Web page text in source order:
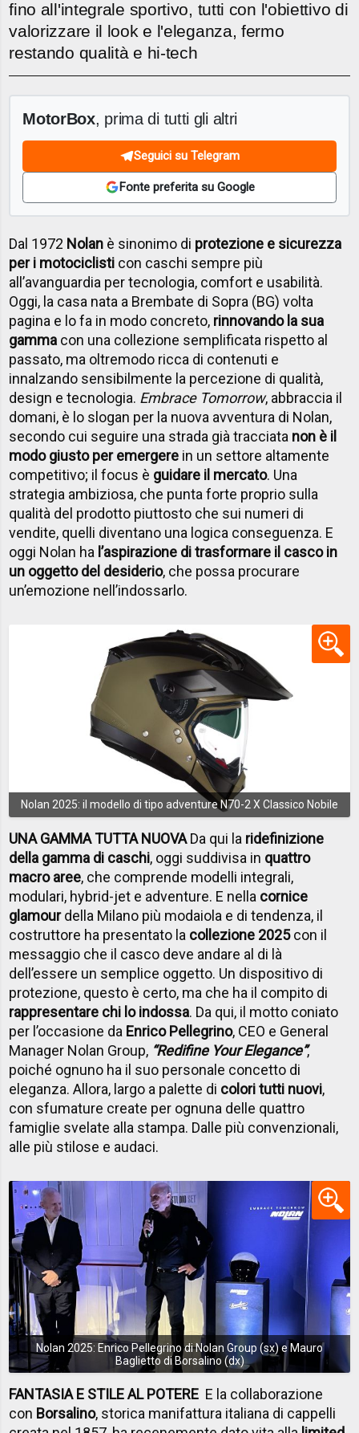
fino all'integrale sportivo, tutti con l'obiettivo di
valorizzare il look e l'eleganza, fermo
restando qualità e hi-tech
MotorBox, prima di tutti gli altri
Seguici su Telegram
Fonte preferita su Google
Dal 1972 Nolan è sinonimo di protezione e sicurezza
per i motociclisti con caschi sempre più
all’avanguardia per tecnologia, comfort e usabilità.
Oggi, la casa nata a Brembate di Sopra (BG) volta
pagina e lo fa in modo concreto, rinnovando la sua
gamma con una collezione semplificata rispetto al
passato, ma oltremodo ricca di contenuti e
innalzando sensibilmente la percezione di qualità,
design e tecnologia. Embrace Tomorrow, abbraccia il
domani, è lo slogan per la nuova avventura di Nolan,
secondo cui seguire una strada già tracciata non è il
modo giusto per emergere in un settore altamente
competitivo; il focus è guidare il mercato. Una
strategia ambiziosa, che punta forte proprio sulla
qualità del prodotto piuttosto che sui numeri di
vendite, quelli diventano una logica conseguenza. E
oggi Nolan ha l’aspirazione di trasformare il casco in
un oggetto del desiderio, che possa procurare
un’emozione nell’indossarlo.
Nolan 2025: il modello di tipo adventure N70-2 X Classico Nobile
UNA GAMMA TUTTA NUOVADa qui la ridefinizione
della gamma di caschi, oggi suddivisa in quattro
macro aree, che comprende modelli integrali,
modulari, hybrid-jet e adventure. E nella cornice
glamourdella Milano più modaiola e di tendenza, il
costruttore ha presentato la collezione 2025con il
messaggio che il casco deve andare al di là
dell’essere un semplice oggetto. Un dispositivo di
protezione, questo è certo, ma che ha il compito di
rappresentare chi lo indossa. Da qui, il motto coniato
per l’occasione da Enrico Pellegrino, CEO e General
Manager Nolan Group, “Redifine Your Elegance”,
poiché ognuno ha il suo personale concetto di
eleganza. Allora, largo a palette di colori tutti nuovi,
con sfumature create per ognuna delle quattro
famiglie svelate alla stampa. Dalle più convenzionali,
alle più stilose e audaci.
Nolan 2025: Enrico Pellegrino di Nolan Group (sx) e Mauro
Baglietto di Borsalino (dx)
FANTASIA E STILE AL POTERE E la collaborazione
con Borsalino, storica manifattura italiana di cappelli